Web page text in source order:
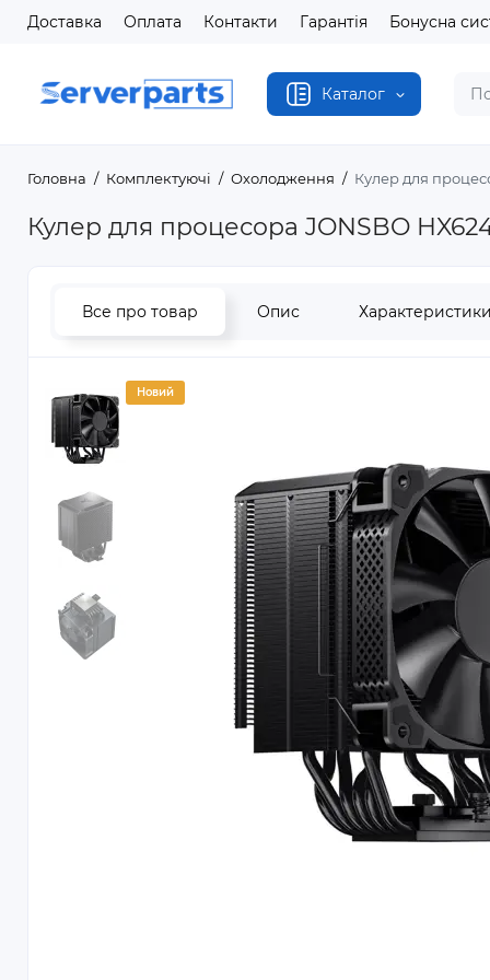
Доставка Оплата Контакти Гарантія Бонусна
Каталог
Головна Комплектуючі Охолодження Кулер для
Кулер для процесора JONSBO
Все про товар Опис Характеристики
Новий